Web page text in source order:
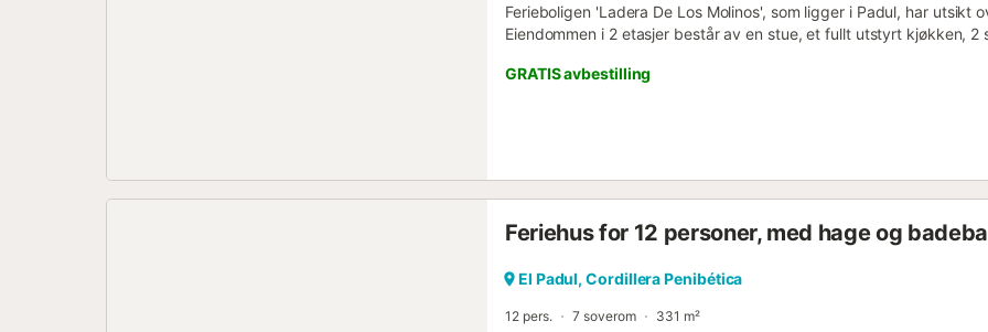
Ferieboligen 'Ladera De Los Molinos', som ligger i Padul, har utsikt
Eiendommen i 2 etasjer består av en stue, et fullt utstyrt kjøkken, 2
dedikert arbeidsområde for hjemmekontor, TV, oppvarming,
Barneseng er også tilgjengelig. Ditt private uteområde inkluderer
km unna, et badeland ligger 17 km unna, AGP flyplass ligger 81
Eiendommen har lagringsplass for motorsykler, sykler og ski. 2
strømforbruk vil bli trukket fra depositumet. Ved til peis er
GRATIS avbestilling
Feriehus for 12 personer, med hage og
El Padul, Cordillera Penibética
12 pers. 7 soverom 331 m²